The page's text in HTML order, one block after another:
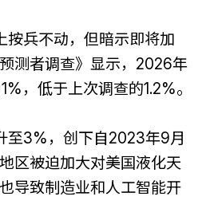
按兵不动，但暗示即将加
测者调查》显示，2026年
，低于上次调查的1.2%。
至3%，创下自2023年9月
区被迫加大对美国液化天
导致制造业和人工智能开